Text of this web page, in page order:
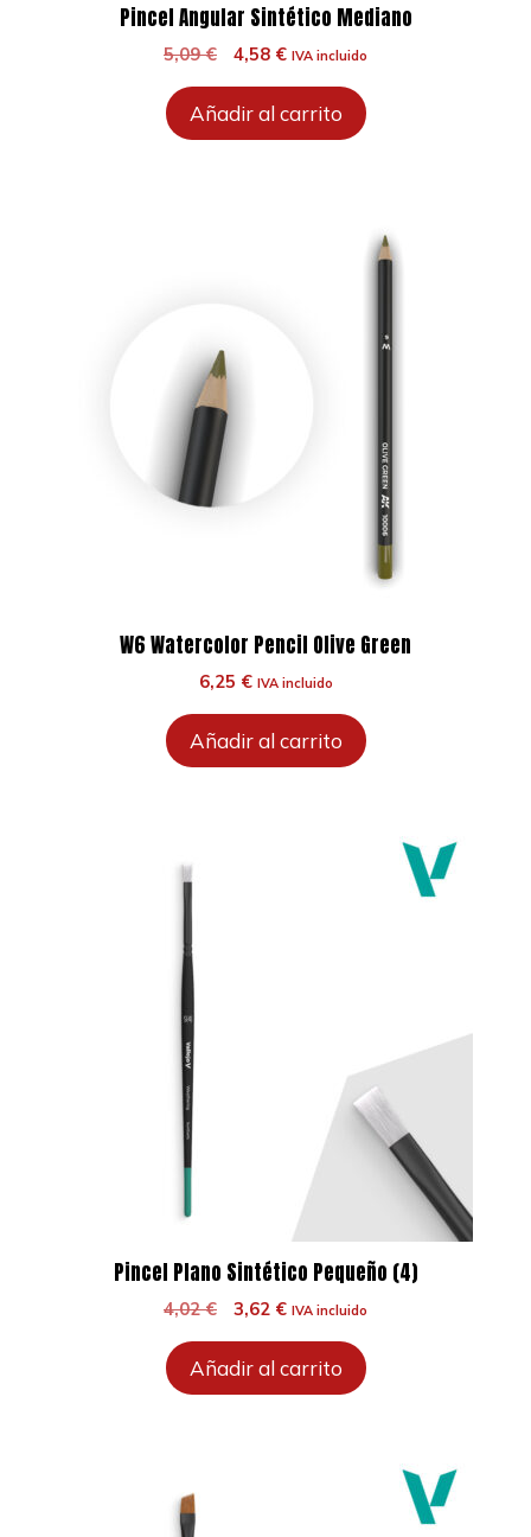
Pincel Angular Sintético Mediano
5,09€
El
original
era:
4,58 €El
actual
es:
IVA incluido
Añadir al carrito
W6 Watercolor Pencil Olive Green
6,25 € IVA incluido
Añadir al carrito
Pincel Plano Sintético Pequeño (4)
4,02€
El
original
era:
3,62 €El
actual
es:
IVA incluido
Añadir al carrito